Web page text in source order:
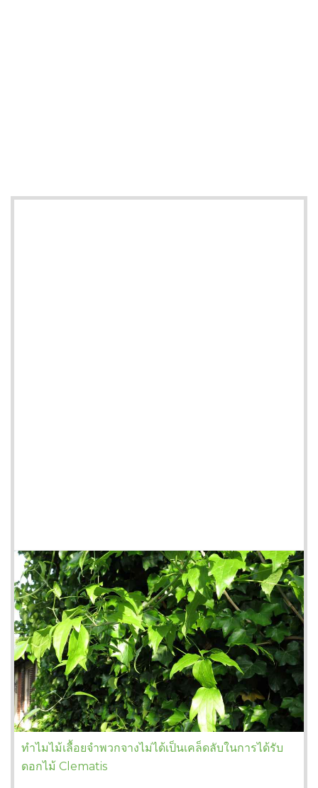
ทำไมไม้เลื้อยจำพวกจางไม่ได้เป็นเคล็ดลับในการได้รับ
ดอกไม้ Clematis